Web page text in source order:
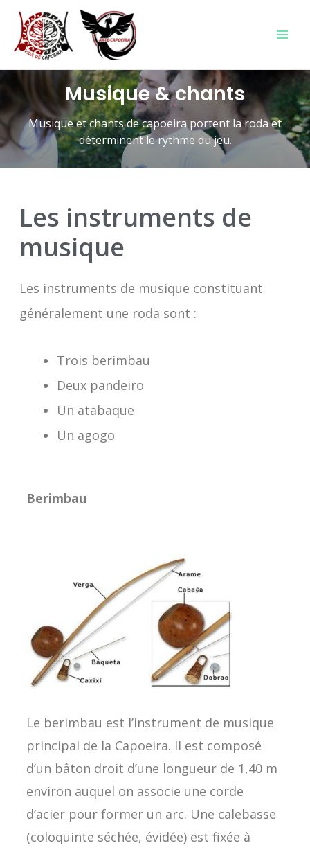
Musique & chants
Musique et chants de capoeira portent la roda et
déterminent le rythme du jeu.
Les instruments de
musique
Les instruments de musique constituant
généralement une roda sont :
Trois berimbau
Deux pandeiro
Un atabaque
Un agogo
Berimbau
Le berimbau est l’instrument de musique
principal de la Capoeira. Il est composé
d’un bâton droit d’une longueur de 1,40 m
environ auquel on associe une corde
d’acier pour former un arc. Une calebasse
(coloquinte séchée, évidée) est fixée à